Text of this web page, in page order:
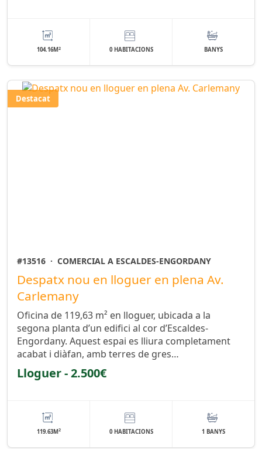
104.16M2 0 HABITACIONS BANYS
Destacat
#13516 · COMERCIAL A ESCALDES-ENGORDANY
Despatx nou en lloguer en plena Av.
Carlemany
Oficina de 119,63 m² en lloguer, ubicada a la
segona planta d’un edifici al cor d’Escaldes-
Engordany. Aquest espai es lliura completament
acabat i diàfan, amb terres de gres…
Lloguer - 2.500€
119.63M2 0 HABITACIONS 1 BANYS